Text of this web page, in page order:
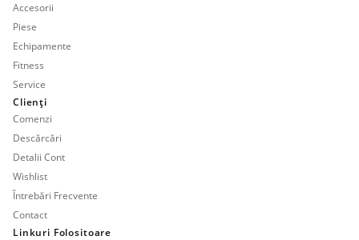
Accesorii
Piese
Echipamente
Fitness
Service
Clienți
Comenzi
Descărcări
Detalii Cont
Wishlist
Întrebări Frecvente
Contact
Linkuri Folositoare